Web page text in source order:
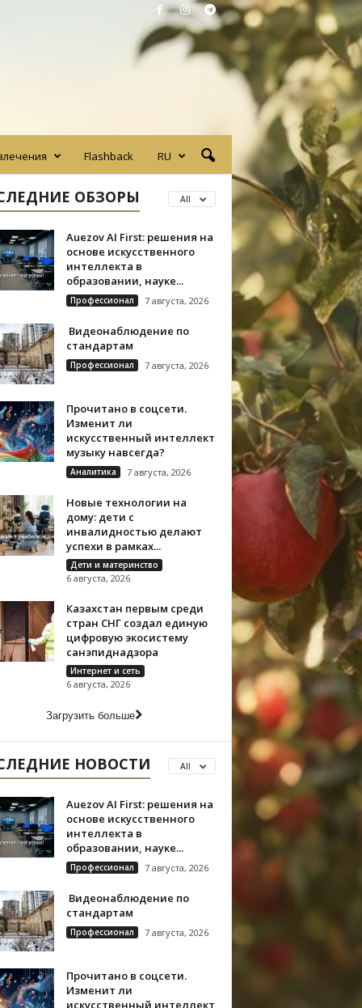
Flashback RU
ОБЗОРЫ All
Auezov AI First: решения на
основе искусственного
интеллекта в
образовании, науке...
Профессионал 7 августа, 2026
Видеонаблюдение по
стандартам
Профессионал 7 августа, 2026
Прочитано в соцсети.
Изменит ли
искусственный интеллект
музыку навсегда?
Аналитика 7 августа, 2026
Новые технологии на
дому: дети с
инвалидностью делают
успехи в рамках...
Дети и материнство
6 августа, 2026
Казахстан первым среди
стран СНГ создал единую
цифровую экосистему
санэпиднадзора
Интернет и сеть
6 августа, 2026
Загрузить больше
НОВОСТИ All
Auezov AI First: решения на
основе искусственного
интеллекта в
образовании, науке...
Профессионал 7 августа, 2026
Видеонаблюдение по
стандартам
Профессионал 7 августа, 2026
Прочитано в соцсети.
Изменит ли
искусственный интеллект